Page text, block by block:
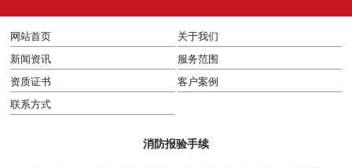
网站首页
关于我们
新闻资讯
服务范围
资质证书
客户案例
联系方式
消防报验手续